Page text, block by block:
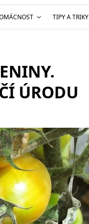
TIPY A TRIKY
ÚRODU